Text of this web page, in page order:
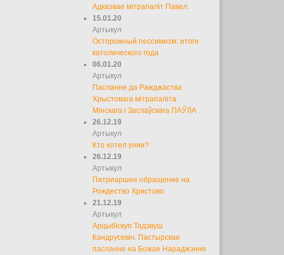
Адказвае мітрапаліт Павел.
15.01.20
Артыкул
Осторожный пессимизм: итоги
католического года
06.01.20
Артыкул
Пасланне да Ражджаства
Хрыстовага мітрапаліта
Мінскага і Заслаўскага ПАЎЛА
26.12.19
Артыкул
Кто хотел унии?
26.12.19
Артыкул
Патриаршее обращение на
Рождество Христово
21.12.19
Артыкул
Арцыбіскуп Тадэвуш
Кандрусевіч. Пастырскае
пасланне на Божае Нараджэнне